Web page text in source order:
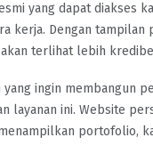
yang dapat diakses
kerja. Dengan tampilan
akan terlihat lebih
yang ingin membangun
layanan ini. Website
portofolio,